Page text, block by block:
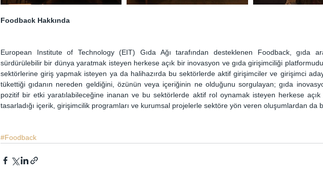
Foodback Hakkında
European Institute of Technology (EIT) Gıda Ağı tarafından desteklenen Foodback, gıda
sürdürülebilir bir dünya yaratmak isteyen herkese açık bir inovasyon ve gıda girişimciliği
sektörlerine giriş yapmak isteyen ya da halihazırda bu sektörlerde aktif girişimciler ve girişimci
tükettiği gıdanın nereden geldiğini, özünün veya içeriğinin ne olduğunu sorgulayan; gıda
pozitif bir etki yaratılabileceğine inanan ve bu sektörlerde aktif rol oynamak isteyen herkese
tasarladığı içerik, girişimcilik programları ve kurumsal projelerle sektöre yön veren oluşumlardan da
#Foodback